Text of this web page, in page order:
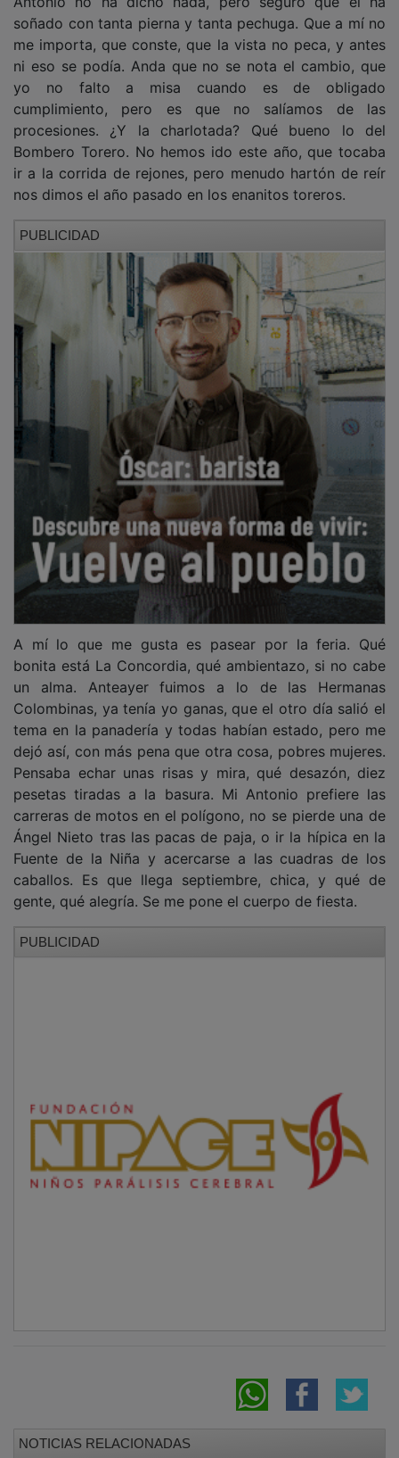
soñado con tanta pierna y tanta pechuga. Que a mí no
me importa, que conste, que la vista no peca, y antes
ni eso se podía. Anda que no se nota el cambio, que
yo no falto a misa cuando es de obligado
cumplimiento, pero es que no salíamos de las
procesiones. ¿Y la charlotada? Qué bueno lo del
Bombero Torero. No hemos ido este año, que tocaba
ir a la corrida de rejones, pero menudo hartón de reír
nos dimos el año pasado en los enanitos toreros.
bonita está La Concordia, qué ambientazo, si no cabe
un alma. Anteayer fuimos a lo de las Hermanas
Colombinas, ya tenía yo ganas, que el otro día salió el
tema en la panadería y todas habían estado, pero me
dejó así, con más pena que otra cosa, pobres mujeres.
Pensaba echar unas risas y mira, qué desazón, diez
pesetas tiradas a la basura. Mi Antonio prefiere las
carreras de motos en el polígono, no se pierde una de
Ángel Nieto tras las pacas de paja, o ir la hípica en la
Fuente de la Niña y acercarse a las cuadras de los
caballos. Es que llega septiembre, chica, y qué de
gente, qué alegría. Se me pone el cuerpo de fiesta.